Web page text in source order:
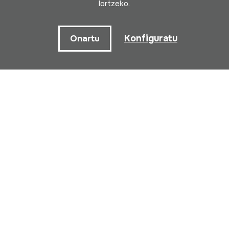
Arratsaldez (asteazkenetik larunbatera)
lortzeko.
Onartu Konfiguratu